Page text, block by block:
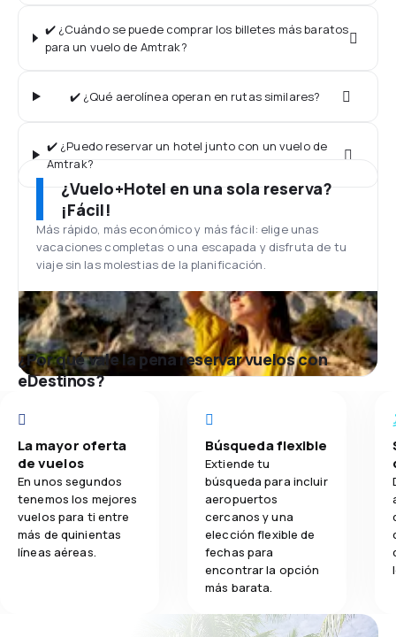
✔️ ¿Cuándo se puede comprar los billetes más baratos
para un vuelo de Amtrak?
✔️ ¿Qué aerolínea operan en rutas similares?
✔️ ¿Puedo reservar un hotel junto con un vuelo de
Amtrak?
¿Vuelo+Hotel en una sola reserva?
¡Fácil!
Más rápido, más económico y más fácil: elige unas
vacaciones completas o una escapada y disfruta de tu
viaje sin las molestias de la planificación.
¿Por qué vale la pena reservar vuelos con
eDestinos?
La mayor oferta
de vuelos
En unos segundos
tenemos los mejores
vuelos para ti entre
más de quinientas
líneas aéreas.
Búsqueda flexible
Extiende tu
búsqueda para incluir
aeropuertos
cercanos y una
elección flexible de
fechas para
encontrar la opción
más barata.